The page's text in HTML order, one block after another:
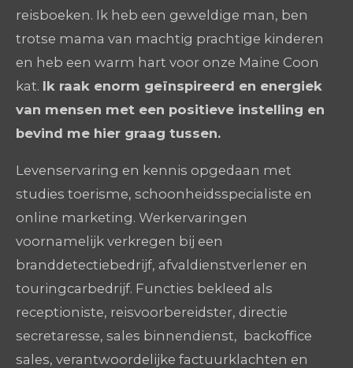
reisboeken. Ik heb een geweldige man, ben
trotse mama van machtig prachtige kinderen
en heb een warm hart voor onze Maine Coon
kat. Ik raak enorm geïnspireerd en energiek
van mensen met een positieve instelling en
bevind me hier graag tussen.
Levenservaring en kennis opgedaan met
studies toerisme, schoonheidsspecialiste en
online marketing. Werkervaringen
voornamelijk verkregen bij een
branddetectiebedrijf, afvaldienstverlener en
touringcarbedrijf. Functies bekleed als
receptioniste, reisvoorbereidster, directie
secretaresse, sales binnendienst, backoffice
sales, verantwoordelijke factuurklachten en